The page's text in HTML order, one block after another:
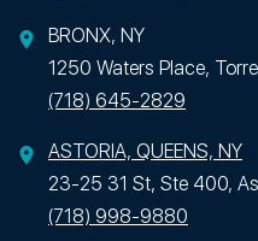
BRONX, NY
1250 Waters Place,
(718) 645-2829
ASTORIA, QUEENS, NY
23-25 31 St, Ste 400,
(718) 998-9880